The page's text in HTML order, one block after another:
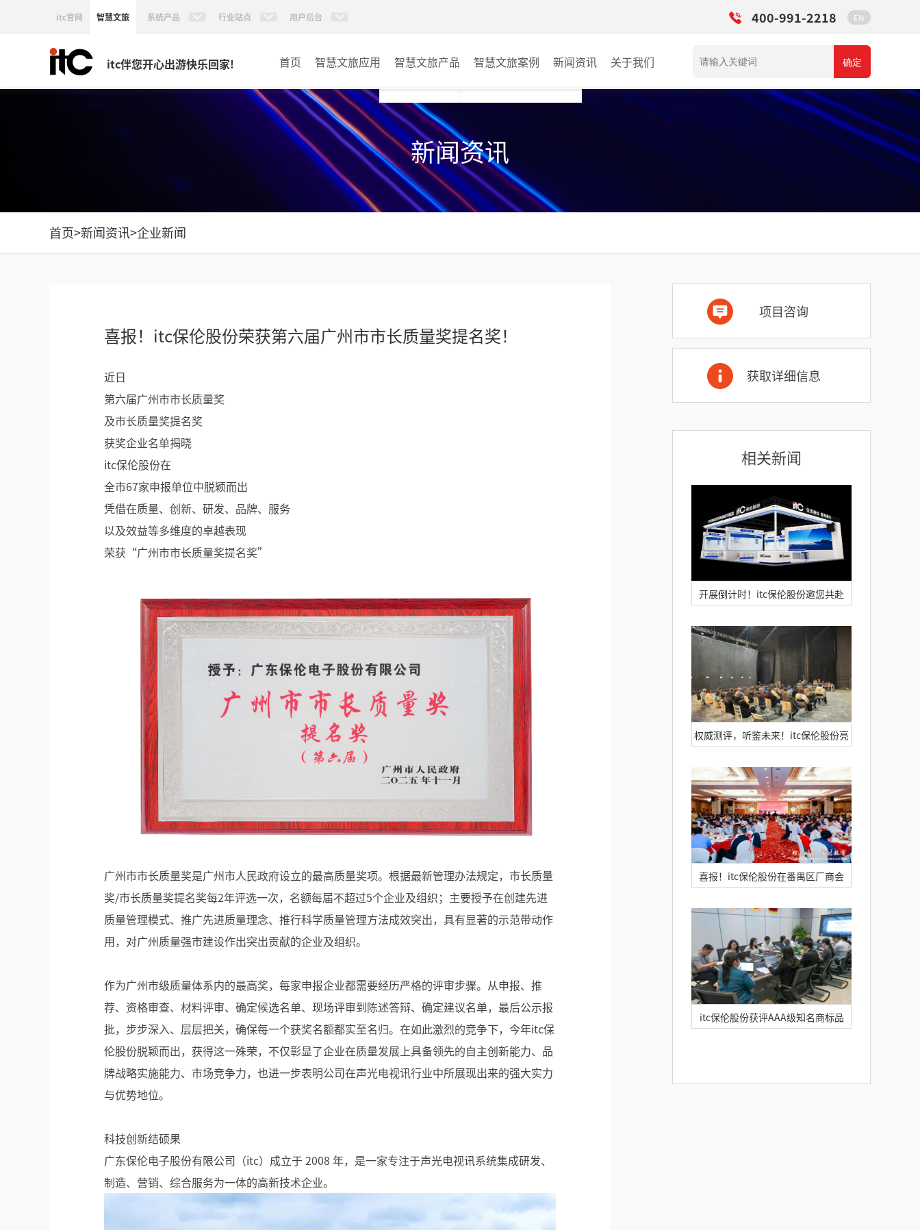
itc官网 智慧文旅 系统产品 行业站点 用户后台 400-991-2218 EN
itc伴您开心出游快乐回家! 首页 智慧文旅应用 智慧文旅产品
77IP广播
AI智慧88广播系统
KVM坐席管理系统
AI智慧分布式系统
AI全数字会议系统
智慧文旅案例
交通
其它
新闻资讯 关于我们 确定
新闻资讯
首页>新闻资讯>企业新闻
喜报！itc保伦股份荣获第六届广州市市长质量奖提名奖！
近日
第六届广州市市长质量奖
及市长质量奖提名奖
获奖企业名单揭晓
itc保伦股份在
全市67家申报单位中脱颖而出
凭借在质量、创新、研发、品牌、服务
以及效益等多维度的卓越表现
荣获“广州市市长质量奖提名奖”
广州市市长质量奖是广州市人民政府设立的最高质量奖项。根据最新管理办法规定，市长质量
奖/市长质量奖提名奖每2年评选一次，名额每届不超过5个企业及组织；主要授予在创建先进
质量管理模式、推广先进质量理念、推行科学质量管理方法成效突出，具有显著的示范带动作
用，对广州质量强市建设作出突出贡献的企业及组织。
作为广州市级质量体系内的最高奖，每家申报企业都需要经历严格的评审步骤。从申报、推
荐、资格审查、材料评审、确定候选名单、现场评审到陈述答辩、确定建议名单，最后公示报
批，步步深入、层层把关，确保每一个获奖名额都实至名归。在如此激烈的竞争下，今年itc保
伦股份脱颖而出，获得这一殊荣，不仅彰显了企业在质量发展上具备领先的自主创新能力、品
牌战略实施能力、市场竞争力，也进一步表明公司在声光电视讯行业中所展现出来的强大实力
与优势地位。
科技创新结硕果
广东保伦电子股份有限公司（itc）成立于 2008 年，是一家专注于声光电视讯系统集成研发、
制造、营销、综合服务为一体的高新技术企业。
项目咨询
获取详细信息
相关新闻
开展倒计时！itc保伦股份邀您共赴
权威测评，听鉴未来！itc保伦股份亮
活动！
喜报！itc保伦股份在番禺区厂商会
日，连获五项荣誉！
itc保伦股份获评AAA级知名商标品